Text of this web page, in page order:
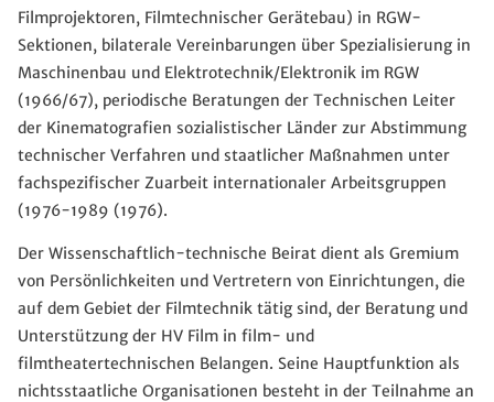
Filmprojektoren, Filmtechnischer Gerätebau) in RGW-
Sektionen, bilaterale Vereinbarungen über Spezialisierung in
Maschinenbau und Elektrotechnik/Elektronik im RGW
(1966/67), periodische Beratungen der Technischen Leiter
der Kinematografien sozialistischer Länder zur Abstimmung
technischer Verfahren und staatlicher Maßnahmen unter
fachspezifischer Zuarbeit internationaler Arbeitsgruppen
(1976-1989 (1976).
Der Wissenschaftlich-technische Beirat dient als Gremium
von Persönlichkeiten und Vertretern von Einrichtungen, die
auf dem Gebiet der Filmtechnik tätig sind, der Beratung und
Unterstützung der HV Film in film- und
filmtheatertechnischen Belangen. Seine Hauptfunktion als
nichtsstaatliche Organisationen besteht in der Teilnahme an